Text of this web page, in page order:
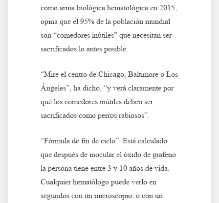
como arma biológica hematológica en 2015,
opina que el 95% de la población mundial
son “comedores inútiles” que necesitan ser
sacrificados lo antes posible.
“Mire el centro de Chicago, Baltimore o Los
Ángeles”, ha dicho, “y verá claramente por
qué los comedores inútiles deben ser
sacrificados como perros rabiosos”.
“Fórmula de fin de ciclo”. Está calculado
que después de inocular el óxido de grafeno
la persona tiene entre 3 y 10 años de vida.
Cualquier hematólogo puede verlo en
segundos con un microscopio, o con un